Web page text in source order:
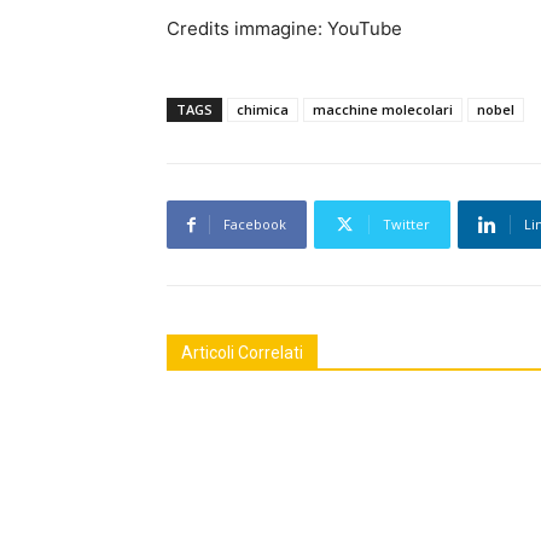
Credits immagine: YouTube
TAGS chimica macchine molecolari nobel
Facebook Twitter
Articoli Correlati